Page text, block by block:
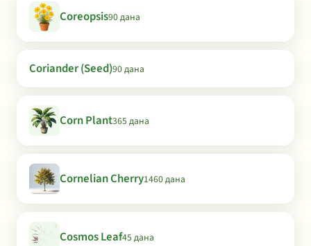
Coreopsis90 дана
Coriander (Seed)90 дана
Corn Plant365 дана
Cornelian Cherry1460 дана
Cosmos Leaf45 дана